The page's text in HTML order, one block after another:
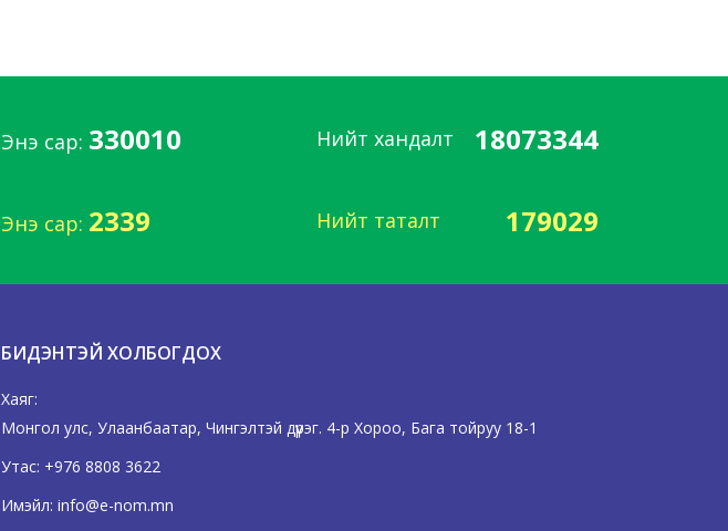
Энэ сар: 330010 Нийт хандалт 18073344
Энэ сар: 2339 Нийт таталт 179029
БИДЭНТЭЙ ХОЛБОГДОХ
Хаяг:
Монгол улс, Улаанбаатар, Чингэлтэй дүүрэг. 4-р Хороо, Бага тойруу 18-1
Утас: +976 8808 3622
Имэйл: info@e-nom.mn